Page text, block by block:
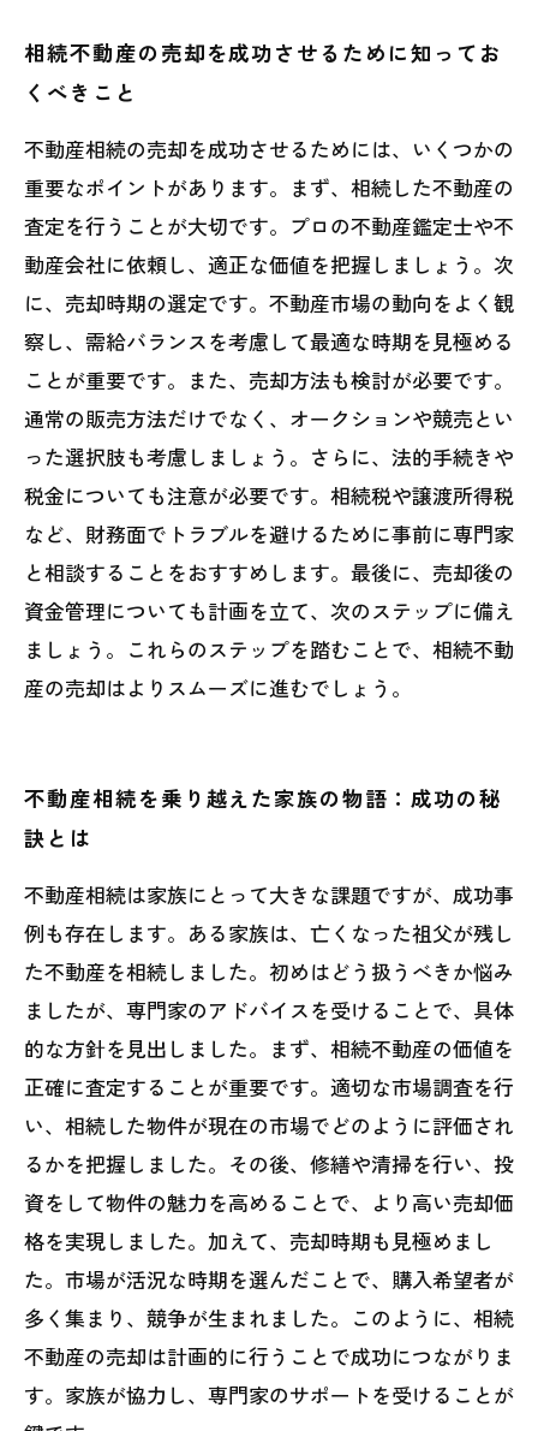
相続不動産の売却を成功させるために知ってお
くべきこと
不動産相続の売却を成功させるためには、いくつかの
重要なポイントがあります。まず、相続した不動産の
査定を行うことが大切です。プロの不動産鑑定士や不
動産会社に依頼し、適正な価値を把握しましょう。次
に、売却時期の選定です。不動産市場の動向をよく観
察し、需給バランスを考慮して最適な時期を見極める
ことが重要です。また、売却方法も検討が必要です。
通常の販売方法だけでなく、オークションや競売とい
った選択肢も考慮しましょう。さらに、法的手続きや
税金についても注意が必要です。相続税や譲渡所得税
など、財務面でトラブルを避けるために事前に専門家
と相談することをおすすめします。最後に、売却後の
資金管理についても計画を立て、次のステップに備え
ましょう。これらのステップを踏むことで、相続不動
産の売却はよりスムーズに進むでしょう。
不動産相続を乗り越えた家族の物語：成功の秘
訣とは
不動産相続は家族にとって大きな課題ですが、成功事
例も存在します。ある家族は、亡くなった祖父が残し
た不動産を相続しました。初めはどう扱うべきか悩み
ましたが、専門家のアドバイスを受けることで、具体
的な方針を見出しました。まず、相続不動産の価値を
正確に査定することが重要です。適切な市場調査を行
い、相続した物件が現在の市場でどのように評価され
るかを把握しました。その後、修繕や清掃を行い、投
資をして物件の魅力を高めることで、より高い売却価
格を実現しました。加えて、売却時期も見極めまし
た。市場が活況な時期を選んだことで、購入希望者が
多く集まり、競争が生まれました。このように、相続
不動産の売却は計画的に行うことで成功につながりま
す。家族が協力し、専門家のサポートを受けることが